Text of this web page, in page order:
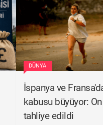
DÜNYA
İspanya ve
kabusu büyüyor:
tahliye edildi